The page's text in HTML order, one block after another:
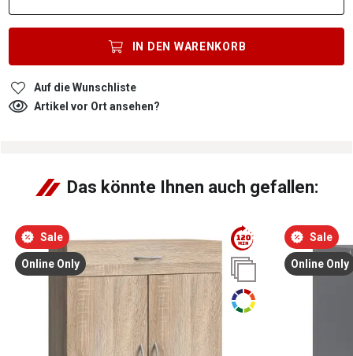
IN DEN WARENKORB
Auf die Wunschliste
Artikel vor Ort ansehen?
Das könnte Ihnen auch gefallen:
Sale
Online Only
Sale
Online Only